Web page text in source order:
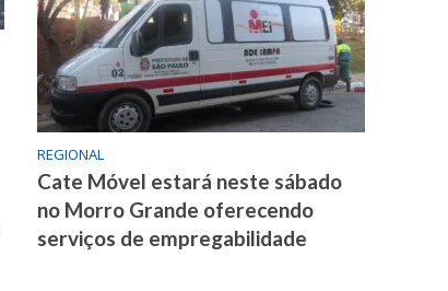
REGIONAL
Cate Móvel estará neste sábado
no Morro Grande oferecendo
serviços de empregabilidade